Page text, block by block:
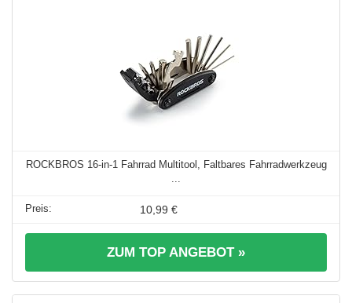
ROCKBROS 16-in-1 Fahrrad Multitool, Faltbares Fahrradwerkzeug
10,99 €
ZUM TOP ANGEBOT »